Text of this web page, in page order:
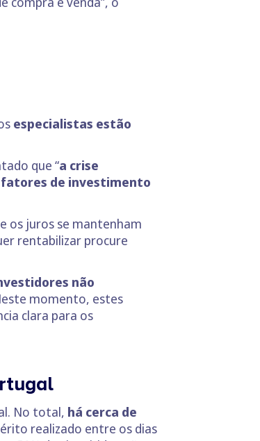
especialistas estão
que “a crise
fatores de investimento
os juros se mantenham
rentabilizar procure
não
momento, estes
clara para os
No total, há cerca de
realizado entre os dias